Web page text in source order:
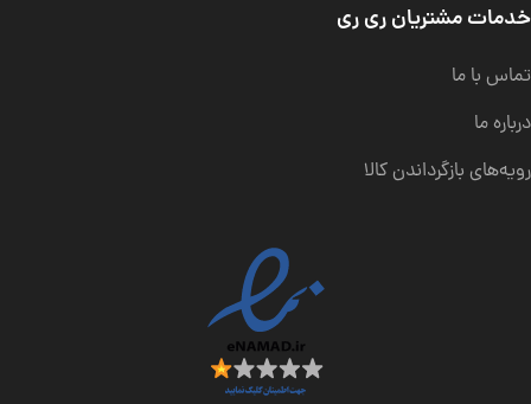
خدمات مشتریان ری ری
تماس با ما
درباره ما
رویه‌های بازگرداندن کالا